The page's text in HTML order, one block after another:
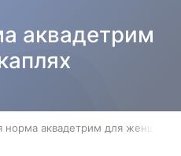
аквадетрим
норма аквадетрим для женщин в